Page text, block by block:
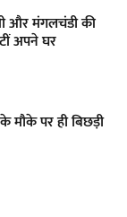
और मंगलचंडी की
अपने घर
मौके पर ही बिछड़ी